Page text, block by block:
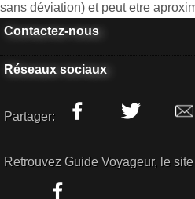
sans déviation) et peut etre
Contactez-nous
Réseaux sociaux
Partager:
Retrouvez Guide Voyageur, le